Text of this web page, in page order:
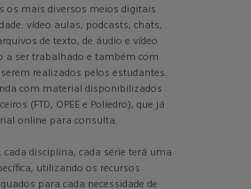
os mais diversos meios digitais
vídeo aulas, podcasts, chats,
de texto, de áudio e vídeo
a ser trabalhado e também com
realizados pelos estudantes.
com material disponibilizados
(FTD, OPEE e Poliedro), que já
online para consulta.
cada disciplina, cada série terá uma
utilizando os recursos
para cada necessidade de